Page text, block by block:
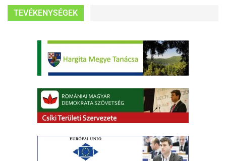
TEVÉKENYSÉGEK